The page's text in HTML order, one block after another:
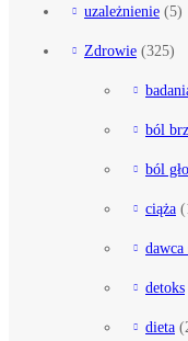
uzależnienie (5)
Zdrowie (325)
ból
ból
ciąża
dawca
detoks
dieta